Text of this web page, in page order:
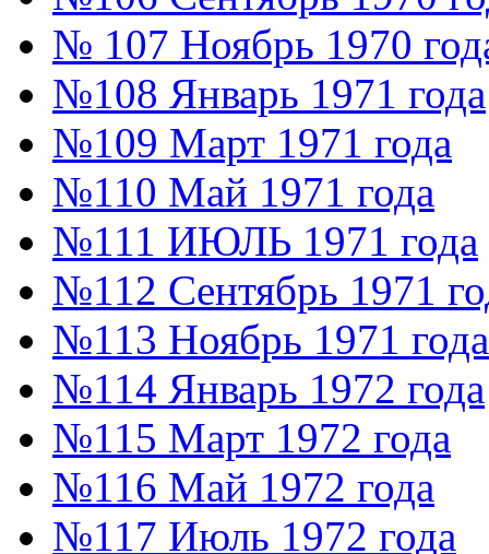
№ 107 Ноябрь 1970
№108 Январь 1971 года
№109 Март 1971 года
№110 Май 1971 года
№111 ИЮЛЬ 1971 года
№112 Сентябрь 1971
№113 Ноябрь 1971 года
№114 Январь 1972 года
№115 Март 1972 года
№116 Май 1972 года
№117 Июль 1972 года